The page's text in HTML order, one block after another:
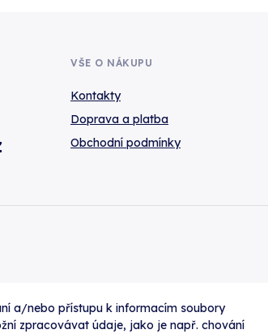
VŠE O NÁKUPU
Kontakty
Doprava a platba
Obchodní podmínky
a/nebo přístupu k informacím soubory
zpracovávat údaje, jako je např. chování